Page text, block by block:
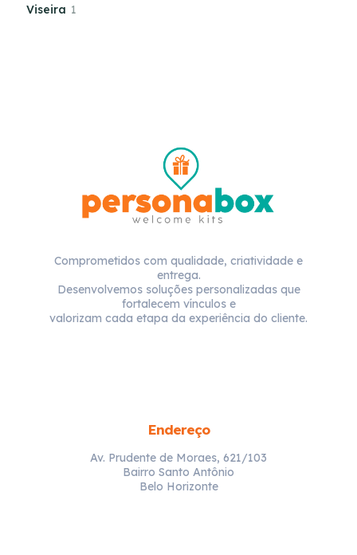
Viseira 1
Comprometidos com qualidade, criatividade e
entrega.
Desenvolvemos soluções personalizadas que
fortalecem vínculos e
valorizam cada etapa da experiência do cliente.
Endereço
Av. Prudente de Moraes, 621/103
Bairro Santo Antônio
Belo Horizonte